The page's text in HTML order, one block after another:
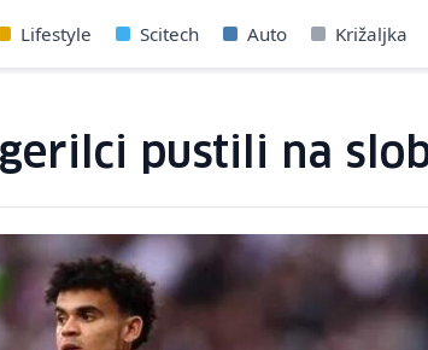
Lifestyle Scitech Auto Križaljka
pustili na